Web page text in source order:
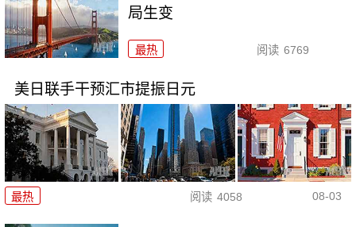
局生变
最热 阅读 6769
美日联手干预汇市提振日元
最热 阅读 4058 08-03